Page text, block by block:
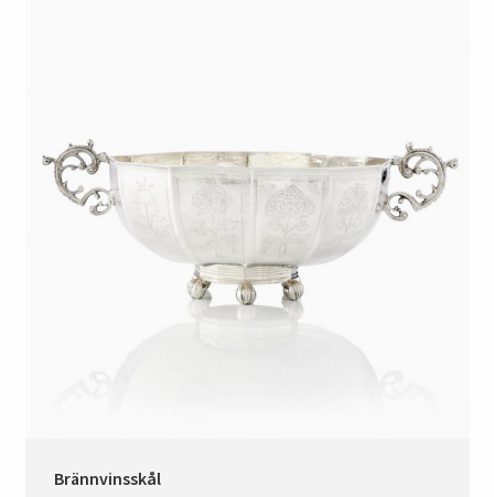
Brännvinsskål